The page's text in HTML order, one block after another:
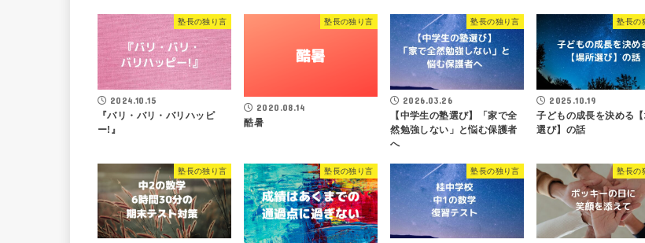
塾長の独り言
2024.10.15
『バリ・バリ・バリハッピ
ー!』
塾長の独り言
2020.08.14
酷暑
塾長の独り言
2026.03.26
【中学生の塾選び】「家で全
然勉強しない」と悩む保護者
へ
塾長の
2025.10.19
子どもの成長を決める
選び】の話
塾長の独り言 塾長の独り言 塾長の独り言 塾長の